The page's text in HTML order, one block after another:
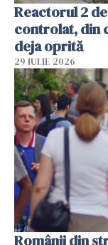
Reactorul 2
controlat, din
deja oprită
29 IULIE 2026
Românii din